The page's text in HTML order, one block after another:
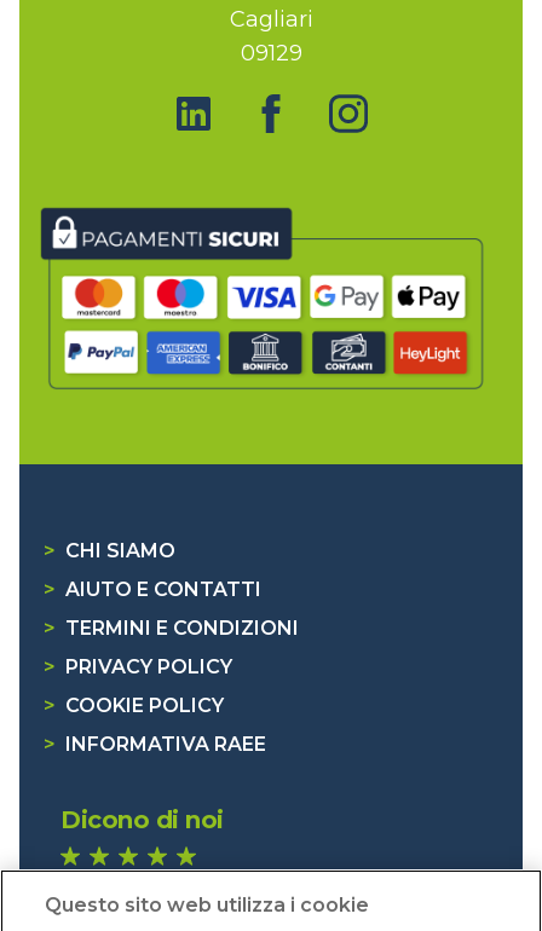
Cagliari
09129
> CHI SIAMO
> AIUTO E CONTATTI
> TERMINI E CONDIZIONI
>
PRIVACY POLICY
> COOKIE POLICY
>
INFORMATIVA RAEE
Dicono di noi
Eccellente (4,8)
Questo sito web utilizza i cookie